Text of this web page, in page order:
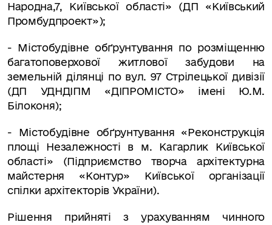
Народна,7, Київської області» (ДП «Київський
Промбудпроект»);
- Містобудівне обґрунтування по розміщенню
багатоповерхової житлової забудови на
земельній ділянці по вул. 97 Стрілецької дивізії
(ДП УДНДІПМ «ДІПРОМІСТО» імені Ю.М.
Білоконя);
- Містобудівне обґрунтування «Реконструкція
площі Незалежності в м. Кагарлик Київської
області» (Підприємство творча архітектурна
майстерня «Контур» Київської організації
спілки архітекторів України).
Рішення прийняті з урахуванням чинного